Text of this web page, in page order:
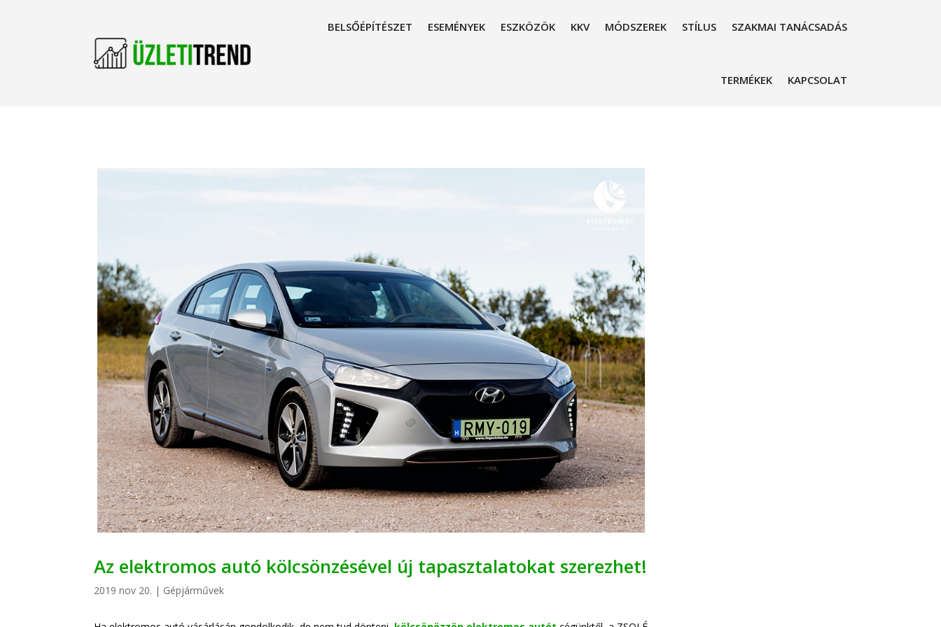
BELSŐÉPÍTÉSZET ESEMÉNYEK ESZKÖZÖK KKV MÓDSZEREK STÍLUS SZAKMAI TANÁCSADÁS
TERMÉKEK KAPCSOLAT
Az elektromos autó kölcsönzésével új tapasztalatokat szerezhet!
2019 nov 20. | Gépjárművek